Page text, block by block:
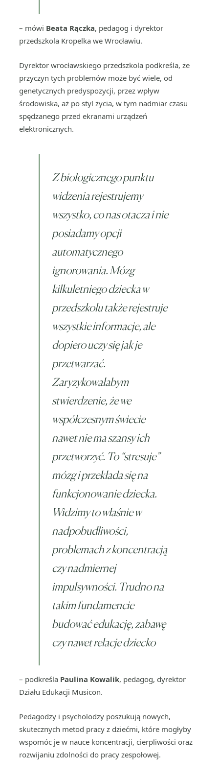
– mówi Beata Rączka, pedagog i dyrektor
przedszkola Kropelka we Wrocławiu.
Dyrektor wrocławskiego przedszkola podkreśla, że
przyczyn tych problemów może być wiele, od
genetycznych predyspozycji, przez wpływ
środowiska, aż po styl życia, w tym nadmiar czasu
spędzanego przed ekranami urządzeń
elektronicznych.
Z biologicznego punktu
widzenia rejestrujemy
wszystko, co nas otacza i nie
posiadamy opcji
automatycznego
ignorowania. Mózg
kilkuletniego dziecka w
przedszkolu także rejestruje
wszystkie informacje, ale
dopiero uczy się jak je
przetwarzać.
Zaryzykowałabym
stwierdzenie, że we
współczesnym świecie
nawet nie ma szansy ich
przetworzyć. To “stresuje”
mózg i przekłada się na
funkcjonowanie dziecka.
Widzimy to właśnie w
nadpobudliwości,
problemach z koncentracją
czy nadmiernej
impulsywności. Trudno na
takim fundamencie
budować edukację, zabawę
czy nawet relacje dziecko
– podkreśla Paulina Kowalik, pedagog, dyrektor
Działu Edukacji Musicon.
Pedagodzy i psycholodzy poszukują nowych,
skutecznych metod pracy z dziećmi, które mogłyby
wspomóc je w nauce koncentracji, cierpliwości oraz
rozwijaniu zdolności do pracy zespołowej.